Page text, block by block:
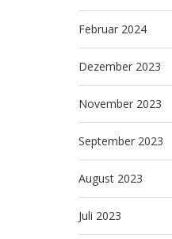
Februar 2024
Dezember 2023
November 2023
September 2023
August 2023
Juli 2023